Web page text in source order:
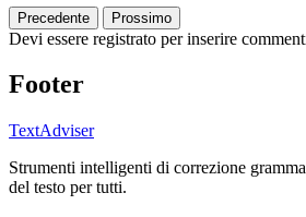
Precedente Prossimo
Devi essere registrato per inserire
Footer
TextAdviser
Strumenti intelligenti di correzione
del testo per tutti.